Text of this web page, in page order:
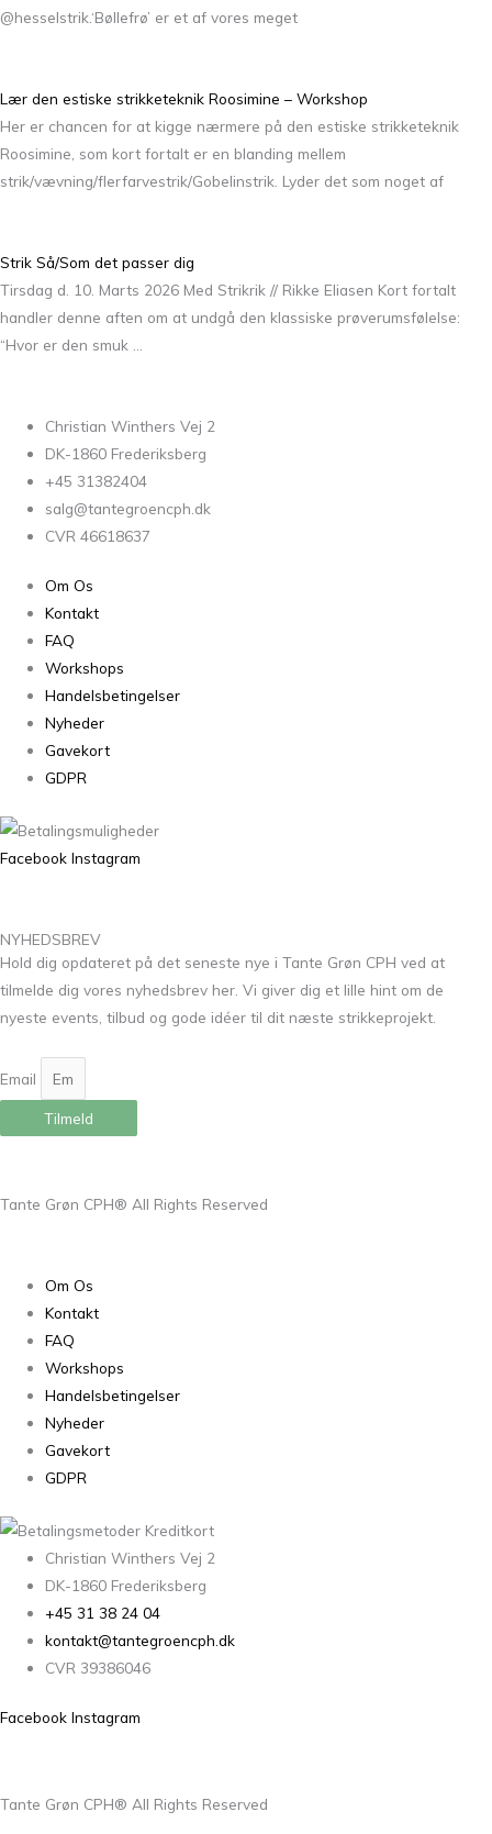
@hesselstrik.‘Bøllefrø’ er et af vores meget
Lær den estiske strikketeknik Roosimine – Workshop
Her er chancen for at kigge nærmere på den estiske strikketeknik
Roosimine, som kort fortalt er en blanding mellem
strik/vævning/flerfarvestrik/Gobelinstrik. Lyder det som noget af
Strik Så/Som det passer dig
Tirsdag d. 10. Marts 2026 Med Strikrik // Rikke Eliasen Kort fortalt
handler denne aften om at undgå den klassiske prøverumsfølelse:
“Hvor er den smuk …
Christian Winthers Vej 2
DK-1860 Frederiksberg
+45 31382404
salg@tantegroencph.dk
CVR 46618637
Om Os
Kontakt
FAQ
Workshops
Handelsbetingelser
Nyheder
Gavekort
GDPR
Facebook Instagram
NYHEDSBREV
Hold dig opdateret på det seneste nye i Tante Grøn CPH ved at
tilmelde dig vores nyhedsbrev her. Vi giver dig et lille hint om de
nyeste events, tilbud og gode idéer til dit næste strikkeprojekt.
Email
Tilmeld
Tante Grøn CPH® All Rights Reserved
Om Os
Kontakt
FAQ
Workshops
Handelsbetingelser
Nyheder
Gavekort
GDPR
Christian Winthers Vej 2
DK-1860 Frederiksberg
+45 31 38 24 04
kontakt@tantegroencph.dk
CVR 39386046
Facebook Instagram
Tante Grøn CPH® All Rights Reserved